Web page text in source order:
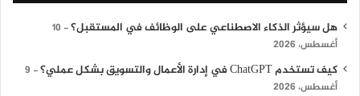
هل سيؤثر الذكاء الاصطناعي على الوظائف في المستقبل؟
10
أغسطس، 2026
كيف تستخدم ChatGPT في إدارة الأعمال والتسويق بشكل عملي؟
9
أغسطس، 2026